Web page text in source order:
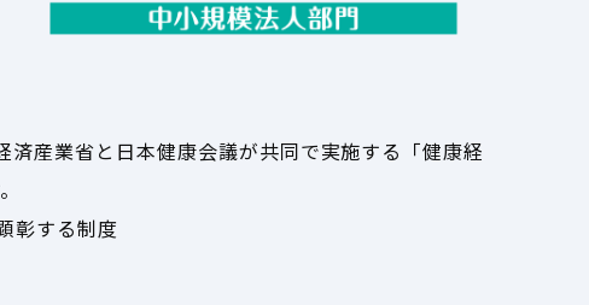
産業省と日本健康会議が共同で実施する「健康経
彰する制度